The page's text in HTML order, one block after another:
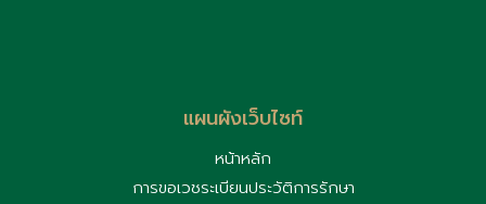
แผนผังเว็บไซท์
หน้าหลัก
การขอเวชระเบียนประวัติการรักษา